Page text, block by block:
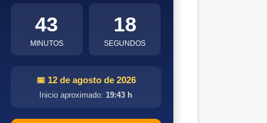
43
MINUTOS
17
SEGUNDOS
📅 12 de agosto de 2026
Inicio aproximado:19:43 h